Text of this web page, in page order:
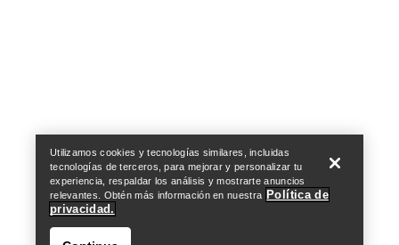
Utilizamos cookies y tecnologías similares, incluidas
tecnologías de terceros, para mejorar y personalizar tu
experiencia, respaldar los análisis y mostrarte anuncios
relevantes. Obtén más información en nuestra Política de
privacidad.